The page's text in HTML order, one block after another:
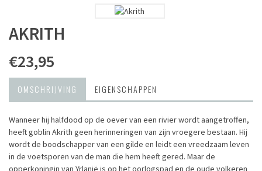
AKRITH
€23,95
OMSCHRIJVING EIGENSCHAPPEN
Wanneer hij halfdood op de oever van een rivier wordt aangetroffen,
heeft goblin Akrith geen herinneringen van zijn vroegere bestaan. Hij
wordt de boodschapper van een gilde en leidt een vreedzaam leven
in de voetsporen van de man die hem heeft gered. Maar de
opperkoningin van Yrlanië is op het oorlogspad en de oude volkeren